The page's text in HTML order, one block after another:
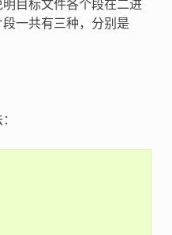
目标文件各个段在二进
一共有三种，分别是